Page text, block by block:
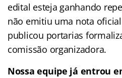
edital esteja ganhando
não emitiu uma nota
publicou portarias
comissão organizadora.
Nossa equipe já entrou